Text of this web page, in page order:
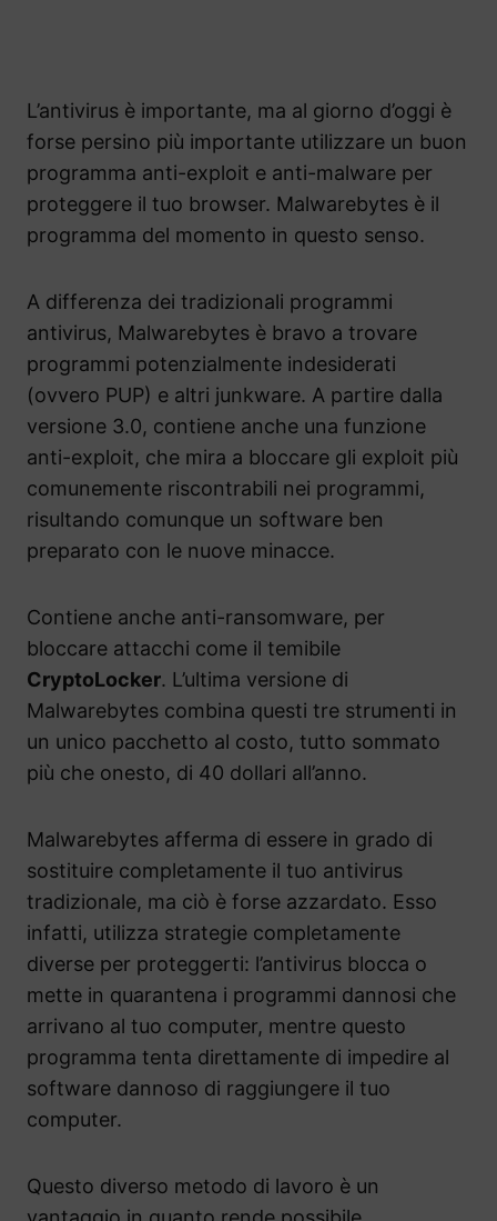
L’antivirus è importante, ma al giorno d’oggi è
forse persino più importante utilizzare un buon
programma anti-exploit e anti-malware per
proteggere il tuo browser. Malwarebytes è il
programma del momento in questo senso.
A differenza dei tradizionali programmi
antivirus, Malwarebytes è bravo a trovare
programmi potenzialmente indesiderati
(ovvero PUP) e altri junkware. A partire dalla
versione 3.0, contiene anche una funzione
anti-exploit, che mira a bloccare gli exploit più
comunemente riscontrabili nei programmi,
risultando comunque un software ben
preparato con le nuove minacce.
Contiene anche anti-ransomware, per
bloccare attacchi come il temibile
CryptoLocker. L’ultima versione di
Malwarebytes combina questi tre strumenti in
un unico pacchetto al costo, tutto sommato
più che onesto, di 40 dollari all’anno.
Malwarebytes afferma di essere in grado di
sostituire completamente il tuo antivirus
tradizionale, ma ciò è forse azzardato. Esso
infatti, utilizza strategie completamente
diverse per proteggerti: l’antivirus blocca o
mette in quarantena i programmi dannosi che
arrivano al tuo computer, mentre questo
programma tenta direttamente di impedire al
software dannoso di raggiungere il tuo
computer.
Questo diverso metodo di lavoro è un